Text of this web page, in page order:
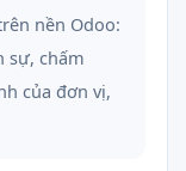
nền Odoo:
sự, chấm
của đơn vị,